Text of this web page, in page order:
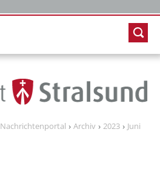
Nachrichtenportal Archiv 2023 Juni